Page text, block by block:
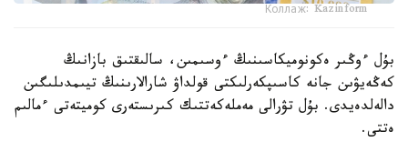
Коллаж: Kazinform
بۇل ءوڭىر ەكونوميكاسىنىڭ ءوسىمىن، سالىقتىق بازانىڭ
كەڭەيۋىن جانە كاسىپكەرلىكتى قولداۋ شارالارىنىڭ تيىمدىلىگىن
دالەلدەيدى. بۇل تۋرالى مەملەكەتتىك كىرىستەرى كوميتەتى ءمالىم
ەتتى.